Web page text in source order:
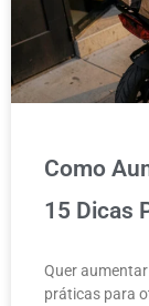
Como
15 Dicas
Quer
práticas para